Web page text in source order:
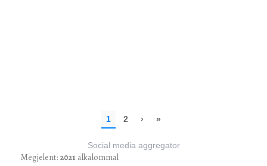
Social media aggregator
Megjelent: 2021 alkalommal